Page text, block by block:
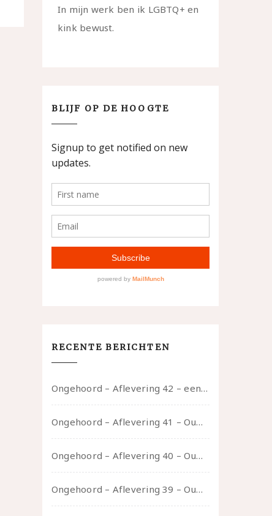
In mijn werk ben ik LGBTQ+ en
kink bewust.
BLIJF OP DE HOOGTE
RECENTE BERICHTEN
Ongehoord – Aflevering 42 – een gesprek met marijn over seksueel opbloeien, het ouderschap uitvinden en verschillende leeftijden in je mee dragen
Ongehoord – Aflevering 41 – Ouwelui, een gesprek met Marcelle over polyamorie op latere leeftijd, (mantel)zorg voor je partners en seksueel plezier.
Ongehoord – Aflevering 40 – Ouwelui, een gesprek met Sadie Lune over vormende relaties en de geschiedenis van de queer pornobeweging
Ongehoord – Aflevering 39 – Ouwelui, een gesprek met Pepijn en Ivo over hun regenbooggezin, eigenzinnig ouder worden en Cruise Control